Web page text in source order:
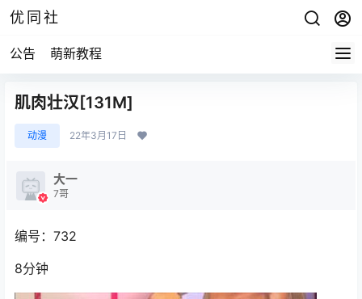
优同社
公告 萌新教程
肌肉壮汉[131M]
动漫 22年3月17日
大一
7哥
编号：732
8分钟